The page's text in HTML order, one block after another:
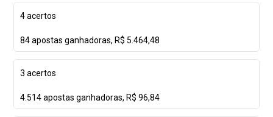
4 acertos
84 apostas ganhadoras, R$ 5.464,48
3 acertos
4.514 apostas ganhadoras, R$ 96,84